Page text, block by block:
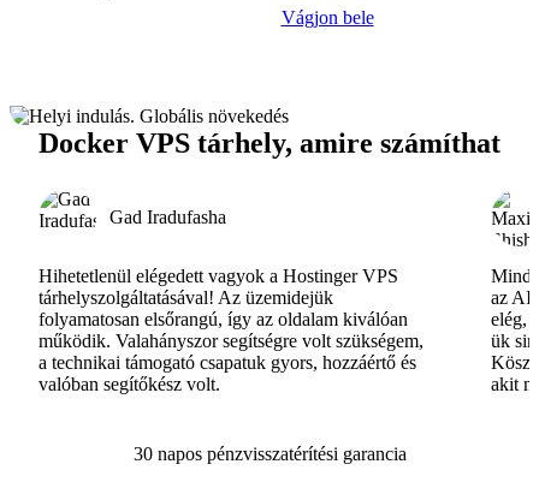
Vágjon bele
Docker VPS tárhely, amire számíthat
Gad Iradufasha
Hihetetlenül elégedett vagyok a Hostinger VPS
tárhelyszolgáltatásával! Az üzemidejük
folyamatosan elsőrangú, így az oldalam kiválóan
működik. Valahányszor segítségre volt szükségem,
a technikai támogató csapatuk gyors, hozzáértő és
valóban segítőkész volt.
az AI-
elég,
ük
akit
30 napos pénzvisszatérítési garancia